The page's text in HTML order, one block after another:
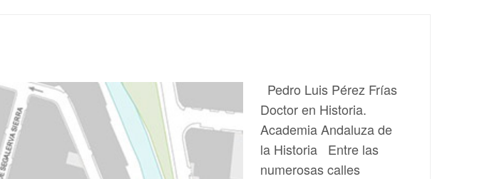
Pedro Luis Pérez Frías
Doctor en Historia.
Academia Andaluza de
la Historia Entre las
numerosas calles